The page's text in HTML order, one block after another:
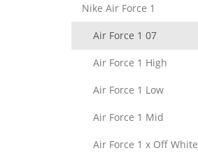
Nike Air Force 1
Air Force 1 07
Air Force 1 High
Air Force 1 Low
Air Force 1 Mid
Air Force 1 x Off White